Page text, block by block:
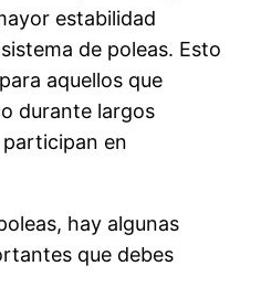
estabilidad
de poleas. Esto
aquellos que
durante largos
en
hay algunas
que debes